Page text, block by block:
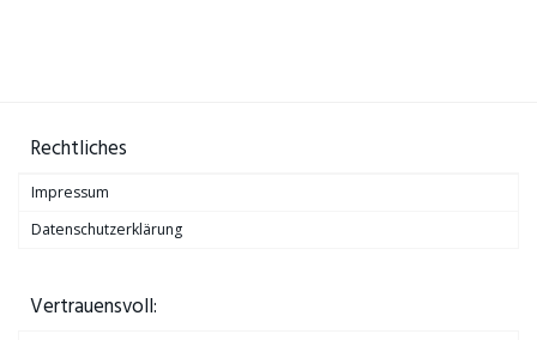
Rechtliches
Impressum
Datenschutzerklärung
Vertrauensvoll: